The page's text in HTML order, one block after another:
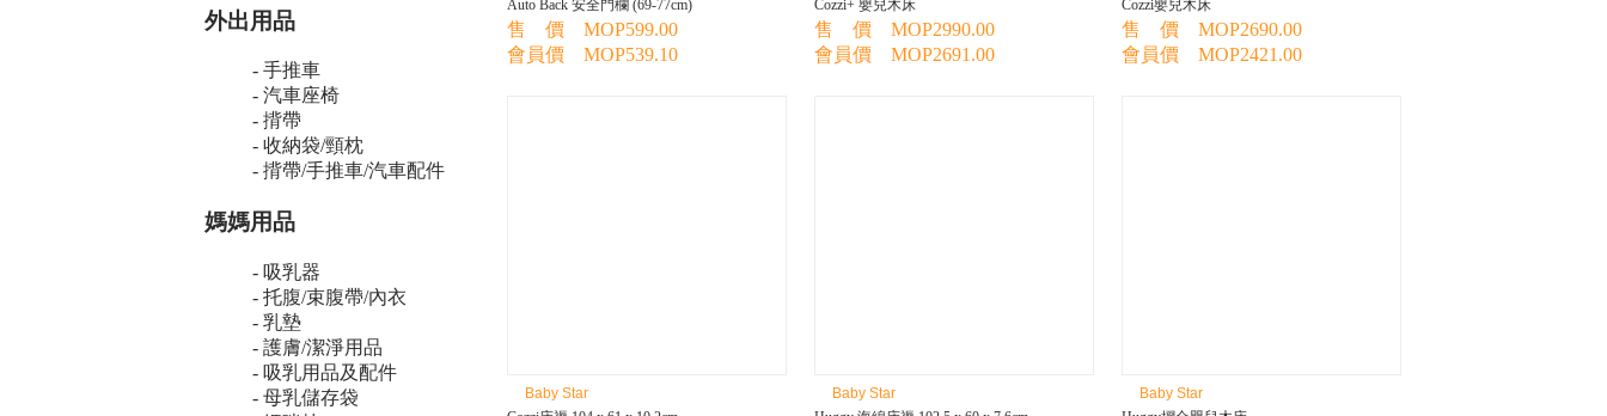
外出用品
- 手推車
- 汽車座椅
- 揹帶
- 收納袋/頸枕
- 揹帶/手推車/汽車配件
媽媽用品
- 吸乳器
- 托腹/束腹帶/內衣
- 乳墊
- 護膚/潔淨用品
- 吸乳用品及配件
- 母乳儲存袋
Auto Back 安全門欄 (69-77cm)
售 價 MOP599.00
會員價 MOP539.10
Cozzi+ 嬰兒木床
售 價 MOP2990.00
會員價 MOP2691.00
Cozzi嬰兒木床
售 價 MOP2690.00
會員價 MOP2421.00
Baby Star
Baby Star
Baby Star